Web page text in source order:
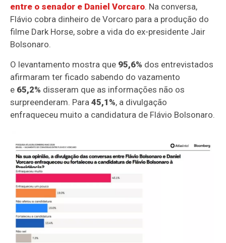
entre o senador e Daniel Vorcaro. Na conversa,
Flávio cobra dinheiro de Vorcaro para a produção do
filme Dark Horse, sobre a vida do ex-presidente Jair
Bolsonaro.
O levantamento mostra que 95,6% dos entrevistados
afirmaram ter ficado sabendo do vazamento
e 65,2% disseram que as informações não os
surpreenderam. Para45,1%, a divulgação
enfraqueceu muito a candidatura de Flávio Bolsonaro.